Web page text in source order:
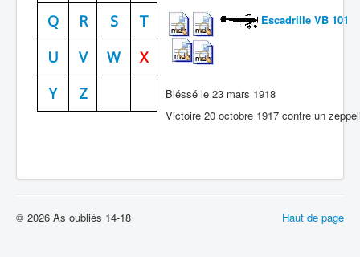
Batailles
Cahiers des As
Q
R S
T
U
V W
X
Y
Z
Escadrille VB 101
Bléssé le 23 mars 1918
Victoire 20 octobre 1917 contre un
Haut de page
© 2026 As oubliés 14-18